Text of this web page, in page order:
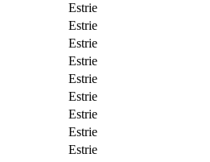
Estrie
Estrie
Estrie
Estrie
Estrie
Estrie
Estrie
Estrie
Estrie